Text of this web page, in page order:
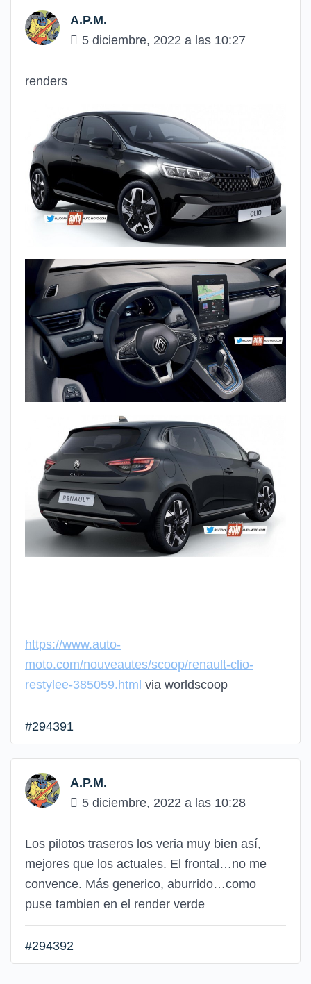
A.P.M.
5 diciembre, 2022 a las 10:27
renders
https://www.auto-
moto.com/nouveautes/scoop/renault-clio-
restylee-385059.html via worldscoop
#294391
A.P.M.
5 diciembre, 2022 a las 10:28
Los pilotos traseros los veria muy bien así,
mejores que los actuales. El frontal…no me
convence. Más generico, aburrido…como
puse tambien en el render verde
#294392